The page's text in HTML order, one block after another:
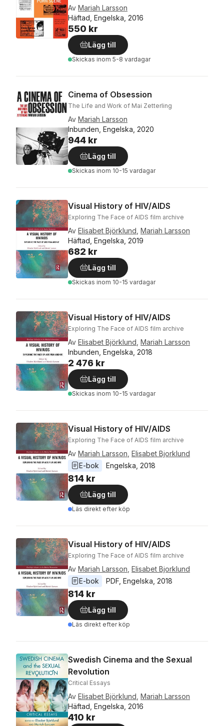
Av Mariah Larsson
Häftad, Engelska, 2016
550 kr
Lägg till
Skickas inom 5-8 vardagar
Cinema of Obsession
The Life and Work of Mai Zetterling
Av Mariah Larsson
Inbunden, Engelska, 2020
944 kr
Lägg till
Skickas inom 10-15 vardagar
Visual History of HIV/AIDS
Exploring The Face of AIDS film archive
Av Elisabet Björklund Mariah Larsson
Häftad, Engelska, 2019
682 kr
Lägg till
Skickas inom 10-15 vardagar
Visual History of HIV/AIDS
Exploring The Face of AIDS film archive
Av Elisabet Björklund Mariah Larsson
Inbunden, Engelska, 2018
2 476 kr
Lägg till
Skickas inom 10-15 vardagar
Visual History of HIV/AIDS
Exploring The Face of AIDS film archive
Av Mariah Larsson Elisabet Bjorklund
E-bok
Engelska 2018
814 kr
Lägg till
Läs direkt efter köp
Visual History of HIV/AIDS
Exploring The Face of AIDS film archive
Av Mariah Larsson Elisabet Bjorklund
E-bok
PDF Engelska 2018
814 kr
Lägg till
Läs direkt efter köp
Swedish Cinema and the Sexual
Revolution
Critical Essays
Av Elisabet Björklund Mariah Larsson
Häftad, Engelska, 2016
410 kr